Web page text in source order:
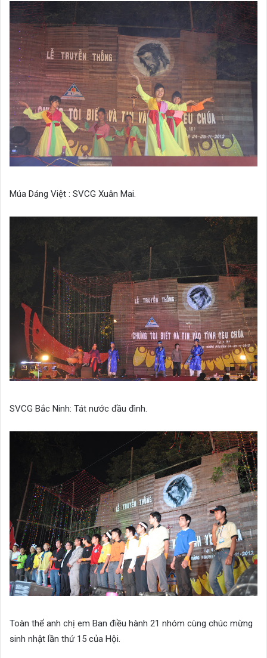
Múa Dáng Việt : SVCG Xuân Mai.
SVCG Bắc Ninh: Tát nước đầu đình.
Toàn thể anh chị em Ban điều hành 21 nhóm cùng chúc mừng
sinh nhật lần thứ 15 của Hội.